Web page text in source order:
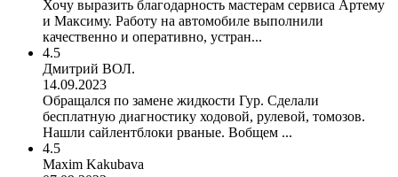
Хочу выразить благодарность мастерам сервиса Артему
и Максиму. Работу на автомобиле выполнили
качественно и оперативно, устран...
4.5
Дмитрий ВОЛ.
14.09.2023
Обращался по замене жидкости Гур. Сделали
бесплатную диагностику ходовой, рулевой, томозов.
Нашли сайлентблоки рваные. Вобщем ...
4.5
Maxim Kakubava